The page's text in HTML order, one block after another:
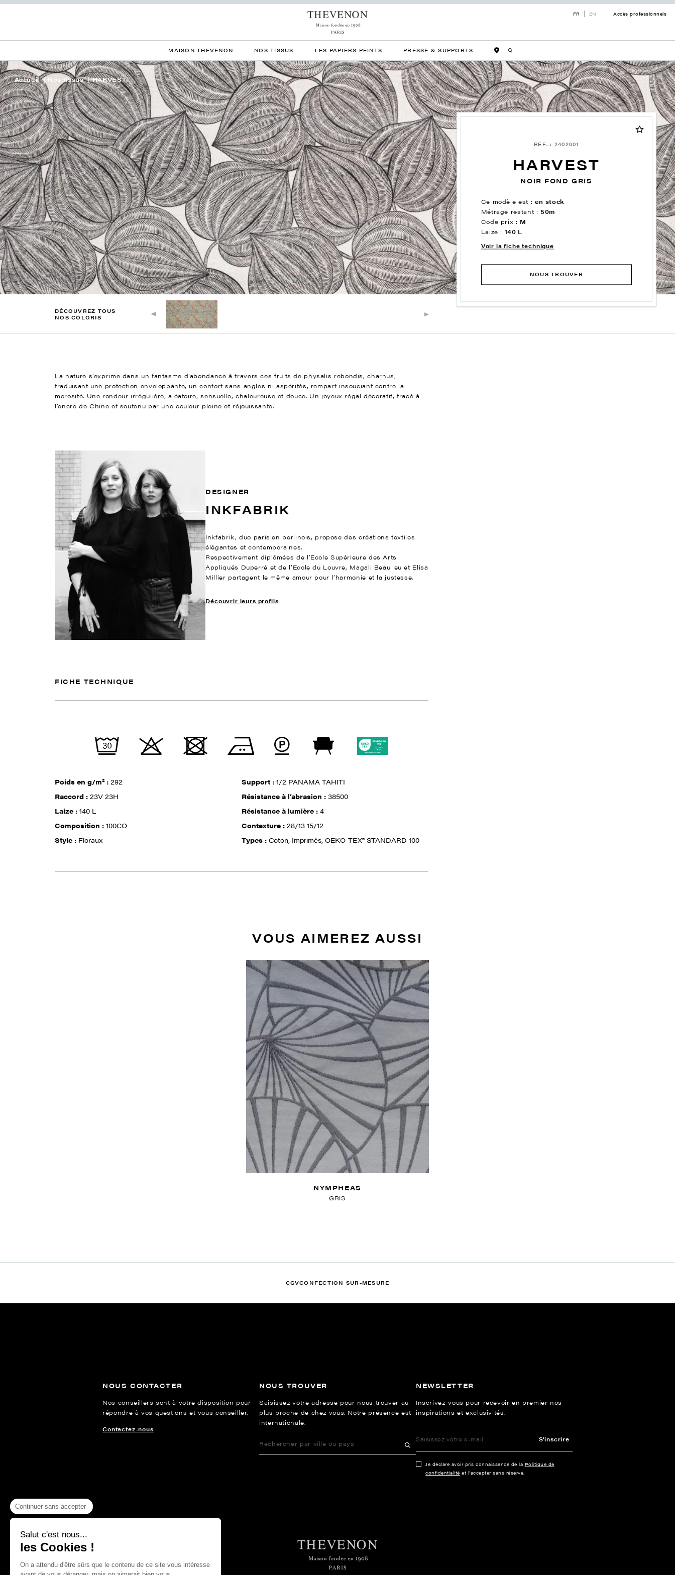
FR EN Accès professionnels
MAISON THEVENON NOS TISSUS LES PAPIERS PEINTS PRESSE & SUPPORTS
Accueil Nos tissus HARVEST
RÉF. : 2402601
HARVEST
NOIR FOND GRIS
Ce modèle est : en stock
Métrage restant :50m
Code prix : M
Laize : 140 L
Voir la fiche technique
NOUS TROUVER
DÉCOUVREZ TOUS
NOS COLORIS
La nature s’exprime dans un fantasme d’abondance à travers ces fruits de physalis rebondis, charnus,
traduisant une protection enveloppante, un confort sans angles ni aspérités, rempart insouciant contre la
morosité. Une rondeur irrégulière, aléatoire, sensuelle, chaleureuse et douce. Un joyeux régal décoratif, tracé à
l’encre de Chine et soutenu par une couleur pleine et réjouissante.
DESIGNER
INKFABRIK
Inkfabrik, duo parisien berlinois, propose des créations textiles
élégantes et contemporaines.
Respectivement diplômées de l’Ecole Supérieure des Arts
Appliqués Duperré et de l’Ecole du Louvre, Magali Beaulieu et Elisa
Millier partagent le même amour pour l’harmonie et la justesse.
Découvrir leurs profils
FICHE TECHNIQUE
Poids en g/m² :292 Support :1/2 PANAMA TAHITI
Raccord :23V 23H Résistance à l‘abrasion :38500
Laize :140 L Résistance à lumière :4
Composition :100CO Contexture :28/13 15/12
Style : Floraux Types :Coton, Imprimés, OEKO-TEX® STANDARD 100
VOUS AIMEREZ AUSSI
NYMPHEAS
GRIS
CGVCONFECTION SUR-MESURE
NOUS CONTACTER
Nos conseillers sont à votre disposition pour
répondre à vos questions et vous conseiller.
Contactez-nous
NOUS TROUVER
Saisissez votre adresse pour nous trouver au
plus proche de chez vous. Notre présence est
internationale.
NEWSLETTER
Inscrivez-vous pour recevoir en premier nos
inspirations et exclusivités.
S'inscrire
Je déclare avoir pris connaissance de la Politique de
confidentialité et l’accepter sans réserve.
Continuer sans accepter
Salut c'est nous...
les Cookies !
On a attendu d'être sûrs que le contenu de ce site vous intéresse